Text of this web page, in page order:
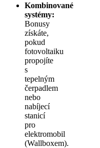
Kombinované
systémy:
Bonusy
získáte,
pokud
fotovoltaiku
propojíte
s
tepelným
čerpadlem
nebo
nabíjecí
stanicí
pro
elektromobil
(Wallboxem).